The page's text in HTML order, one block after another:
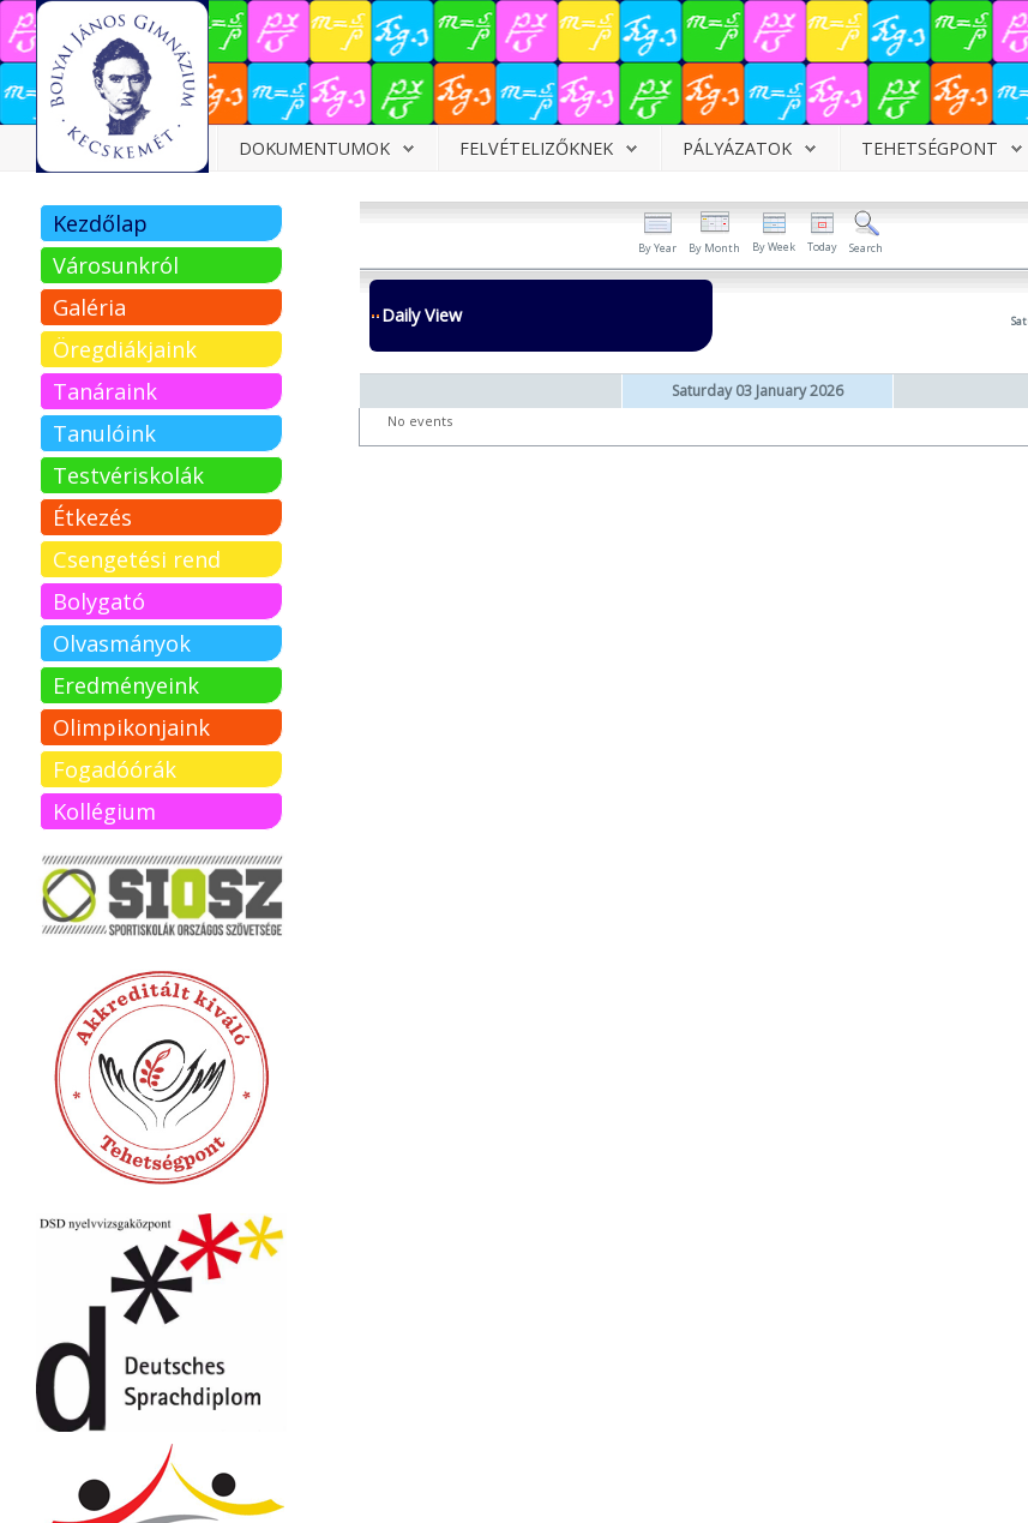
Dokumentumok
Felvételizőknek
Pályázatok
Tehetségpont
Közérdekű
adatok
Tanárjelölteknek
DOKUMENTUMOK FELVÉTELIZŐKNEK PÁLYÁZATOK TEHETSÉGPONT
By Year By Month By Week Today Search
Daily View
Saturday 03 January 2026
No events
Kezdőlap
Városunkról
Galéria
Öregdiákjaink
Tanáraink
Tanulóink
Testvériskolák
Étkezés
Csengetési rend
Bolygató
Olvasmányok
Eredményeink
Olimpikonjaink
Fogadóórák
Kollégium